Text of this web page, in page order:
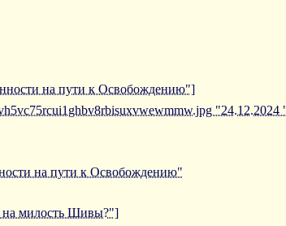
на пути к Освобождению"]
"24.12.2024
на пути к Освобождению"
на милость Шивы?"]